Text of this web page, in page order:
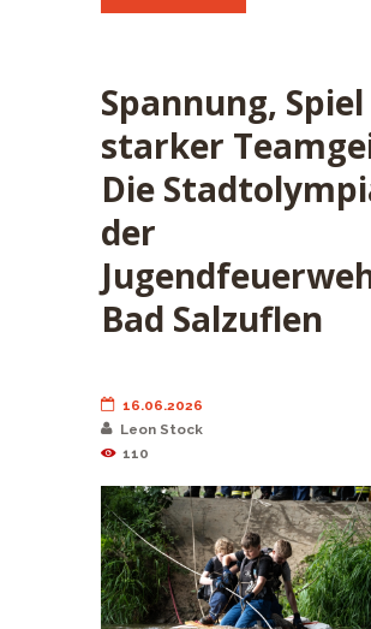
Spannung,
starker
Die
der
Bad Salzuflen
16.06.2026
Leon Stock
110